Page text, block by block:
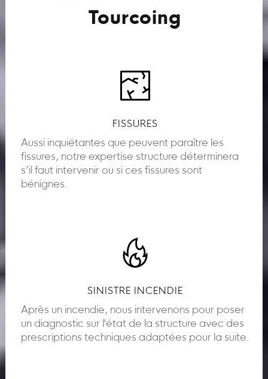
Tourcoing
FISSURES
Aussi inquiétantes que peuvent paraître les
fissures, notre expertise structure déterminera
s’il faut intervenir ou si ces fissures sont
bénignes.
SINISTRE INCENDIE
Après un incendie, nous intervenons pour poser
un diagnostic sur l'état de la structure avec des
prescriptions techniques adaptées pour la suite.